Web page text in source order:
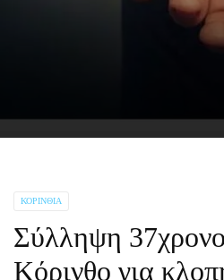
ΚΟΡΙΝΘΊΑ
Σύλληψη
Κόρινθο για